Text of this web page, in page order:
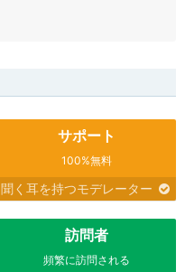
サポート
100%無料
聞く耳を持つモデレーター
訪問者
頻繁に訪問される